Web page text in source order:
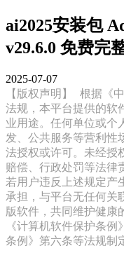
ai2025安装包
v29.6.0 免费完
2025-07-07
【版权声明】
根据《
法规，本平台提供的软
业用途。任何单位或个
发、公共服务等营利性
法授权或许可。未经授
赔偿、行政处罚等法律
若用户违反上述规定产
承担，与平台无任何关
版软件，共同维护健康
《计算机软件保护条
条例》第六条等法规制